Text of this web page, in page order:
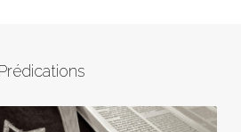
Prédications